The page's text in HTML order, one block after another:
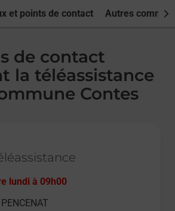
et points de contact Autres
de contact
la téléassistance
Contes
lundi à 09h00